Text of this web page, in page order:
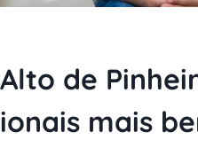
de
mais